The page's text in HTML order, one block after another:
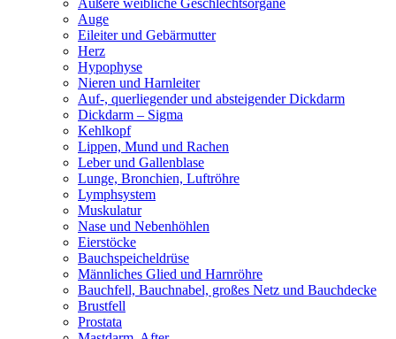
Äußere weibliche Geschlechtsorgane
Auge
Eileiter und Gebärmutter
Herz
Hypophyse
Nieren und Harnleiter
Auf-, querliegender und absteigender Dickdarm
Dickdarm – Sigma
Kehlkopf
Lippen, Mund und Rachen
Leber und Gallenblase
Lunge, Bronchien, Luftröhre
Lymphsystem
Muskulatur
Nase und Nebenhöhlen
Eierstöcke
Bauchspeicheldrüse
Männliches Glied und Harnröhre
Bauchfell, Bauchnabel, großes Netz und Bauchdecke
Brustfell
Prostata